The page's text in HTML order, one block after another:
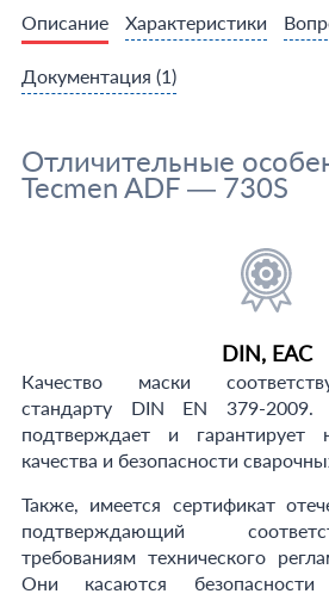
Описание Характеристики
Документация (1)
Отличительные
Tecmen ADF — 730S
DIN, EAC
Качество маски
стандарту DIN EN 379-2009.
подтверждает и гарантирует
качества и безопасности
Также, имеется сертификат
подтверждающий
требованиям технического
Они касаются